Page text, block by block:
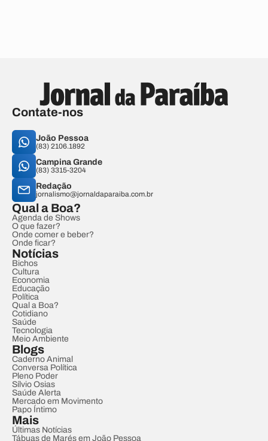
Contate-nos
João Pessoa
(83) 2106.1892
Campina Grande
(83) 3315-3204
Redação
jornalismo@jornaldaparaiba.com.br
Qual a Boa?
Agenda de Shows
O que fazer?
Onde comer e beber?
Onde ficar?
Notícias
Bichos
Cultura
Economia
Educação
Política
Qual a Boa?
Cotidiano
Saúde
Tecnologia
Meio Ambiente
Blogs
Caderno Animal
Conversa Política
Pleno Poder
Sílvio Osias
Saúde Alerta
Mercado em Movimento
Papo Íntimo
Mais
Últimas Notícias
Tábuas de Marés em João Pessoa